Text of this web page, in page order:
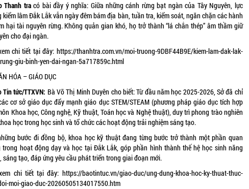
Thanh tracó bài đầy ý nghĩa: Giữa những cánh rừng bạt ngàn của Tây Nguyên, lực
kiểm lâm Đắk Lắk vẫn ngày đêm bám địa bàn, tuần tra, kiểm soát, ngăn chặn các hành
hại tài nguyên rừng. Không quản gian khó, họ trở thành “lá chắn thép” âm thầm giữ
cho đại ngàn.
chi tiết tại đây: https://thanhtra.com.vn/moi-truong-9DBF44B9E/kiem-lam-dak-lak-
giu-binh-yen-dai-ngan-5a717859c.html
HÓA – GIÁO DỤC
Tin tức/TTXVN: Bà Võ Thị Minh Duyên cho biết: Từ đầu năm học 2025-2026, Sở đã chỉ
cơ sở giáo dục đẩy mạnh giáo dục STEM/STEAM (phương pháp giáo dục tích hợp
Khoa học, Công nghệ, Kỹ thuật, Toán học và Nghệ thuật), duy trì phong trào nghiên
học trong học sinh và tổ chức các hoạt động trải nghiệm sáng tạo.
bước đi đồng bộ, khoa học kỹ thuật đang từng bước trở thành một phần quan
trong hoạt động dạy và học tại Đắk Lắk, góp phần hình thành thế hệ học sinh năng
sáng tạo, đáp ứng yêu cầu phát triển trong giai đoạn mới.
chi tiết tại đây: https://baotintuc.vn/giao-duc/ung-dung-khoa-hoc-ky-thuat-thuc-
moi-giao-duc-20260505134017550.htm